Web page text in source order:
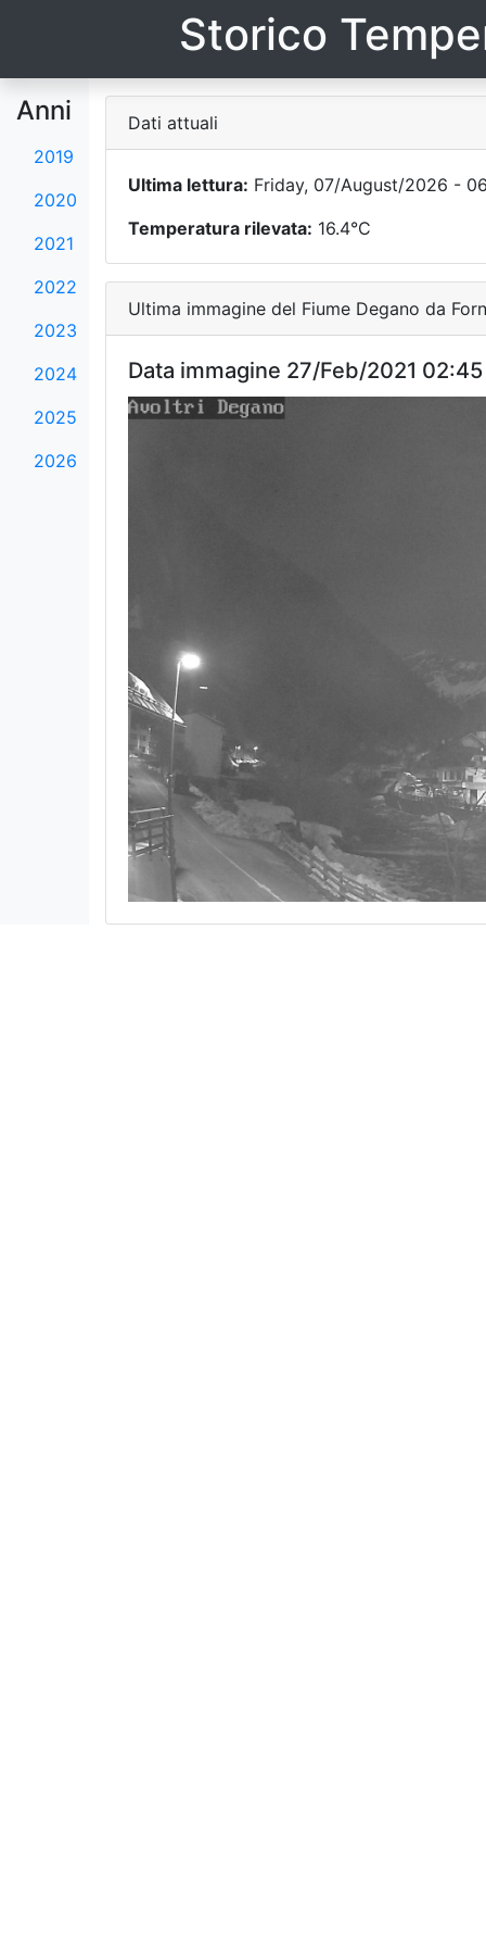
Storico
Anni
2019
2020
2021
2022
2023
2024
2025
2026
Dati attuali
Ultima lettura: Friday, 07/August/2026 -
Temperatura rilevata: 16.4°C
Ultima immagine del Fiume Degano da
Data immagine 27/Feb/2021 02:45